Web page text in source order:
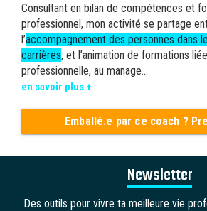
Consultant en bilan de compétences et
professionnel, mon activité se partage
l’accompagnement des personnes dans
carrières, et l’animation de formations
professionnelle, au manage...
en savoir plus +
Emballé.e par ce coach ?
Newsletter
Des outils pour vivre ta meilleure vie